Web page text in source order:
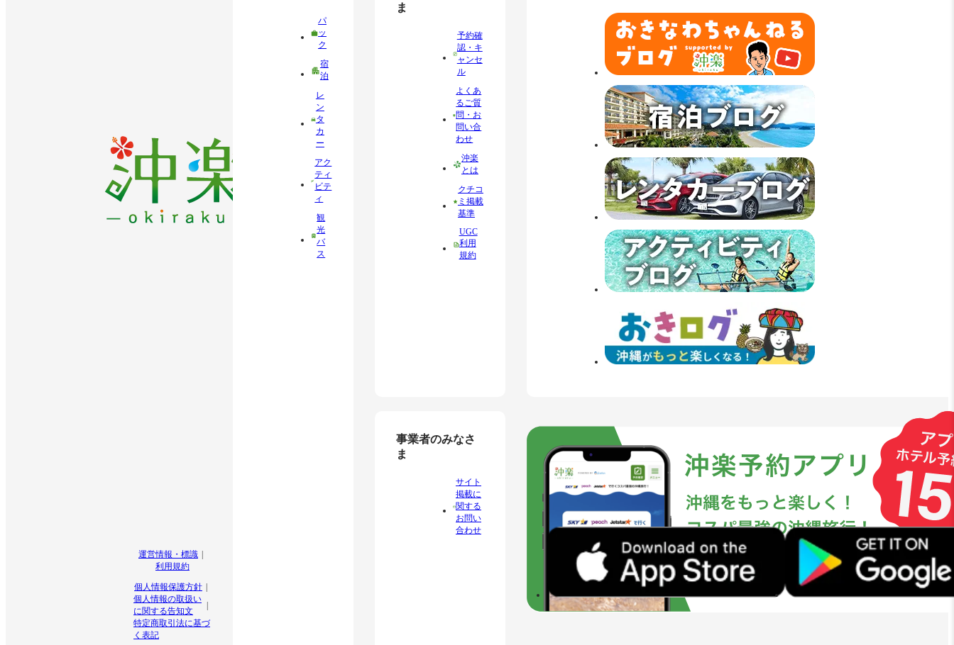
パ
ッ
ク
宿
泊
レ
ン
タ
カ
ー
アク
ティ
ビテ
ィ
観
光
バ
ス
ま
予約確
認・キ
ャンセ
ル
よくあ
るご質
問・お
問い合
わせ
沖楽
とは
クチコ
ミ掲載
基準
UGC
利用
規約
事業者のみなさ
ま
サイト
掲載に
関する
お問い
合わせ
運営情報・標識
利用規約
個人情報保護方針
個人情報の取扱い
に関する告知文
特定商取引法に基づ
く表記